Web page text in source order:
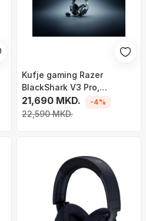
Kufje gaming Razer
BlackShark V3 Pro,
wireless dhe me kabllo,
USB, Bluetooth, të zeza
21,690 MKD.
22,590 MKD.
-4%